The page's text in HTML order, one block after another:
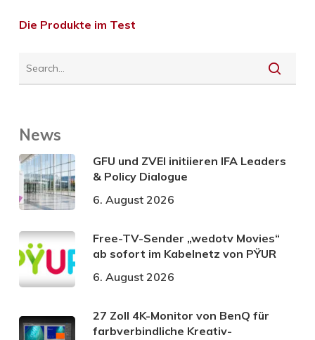
Die Produkte im Test
News
GFU und ZVEI initiieren IFA Leaders
& Policy Dialogue
6. August 2026
Free-TV-Sender „wedotv Movies“
ab sofort im Kabelnetz von PŸUR
6. August 2026
27 Zoll 4K-Monitor von BenQ für
farbverbindliche Kreativ-